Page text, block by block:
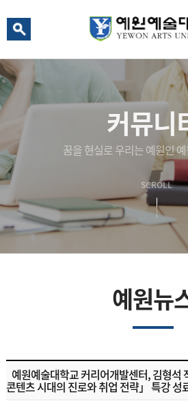
커뮤니
꿈을 현실로 우리는 예원인
SCROLL
예원뉴
예원예술대학교 커리어개발센터, 김형석
콘텐츠 시대의 진로와 취업 전략」 특강 성